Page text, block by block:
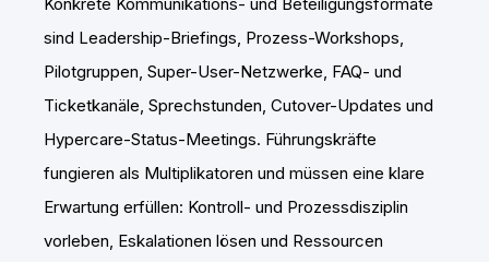
sind Leadership-Briefings, Prozess-Workshops,
Pilotgruppen, Super-User-Netzwerke, FAQ- und
Ticketkanäle, Sprechstunden, Cutover-Updates und
Hypercare-Status-Meetings. Führungskräfte
fungieren als Multiplikatoren und müssen eine klare
Erwartung erfüllen: Kontroll- und Prozessdisziplin
vorleben, Eskalationen lösen und Ressourcen